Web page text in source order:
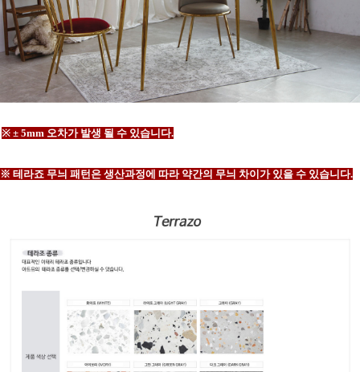
※ ± 5mm 오차가 발생 될 수 있습니다.
※ 테라죠 무늬 패턴은 생산과정에 따라 약간의 무늬 차이가 있을 수 있습니다.